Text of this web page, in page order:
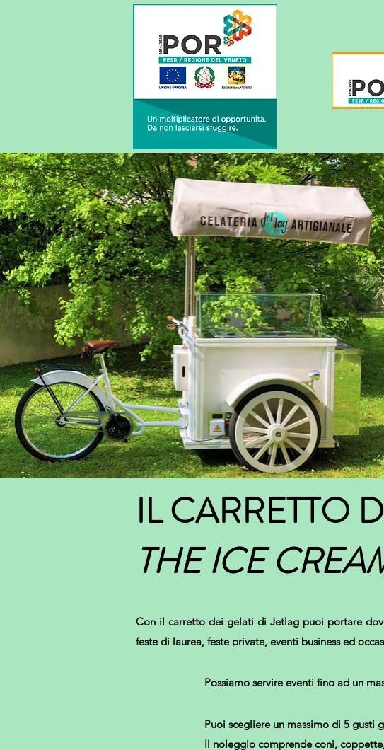
IL CARRETTO
THE ICE
Con il carretto dei gelati di Jetlag puoi portare
feste di laurea, feste private, eventi business ed
Possiamo servire eventi fino ad un
Puoi scegliere un massimo di 5 gusti
Il noleggio comprende coni,